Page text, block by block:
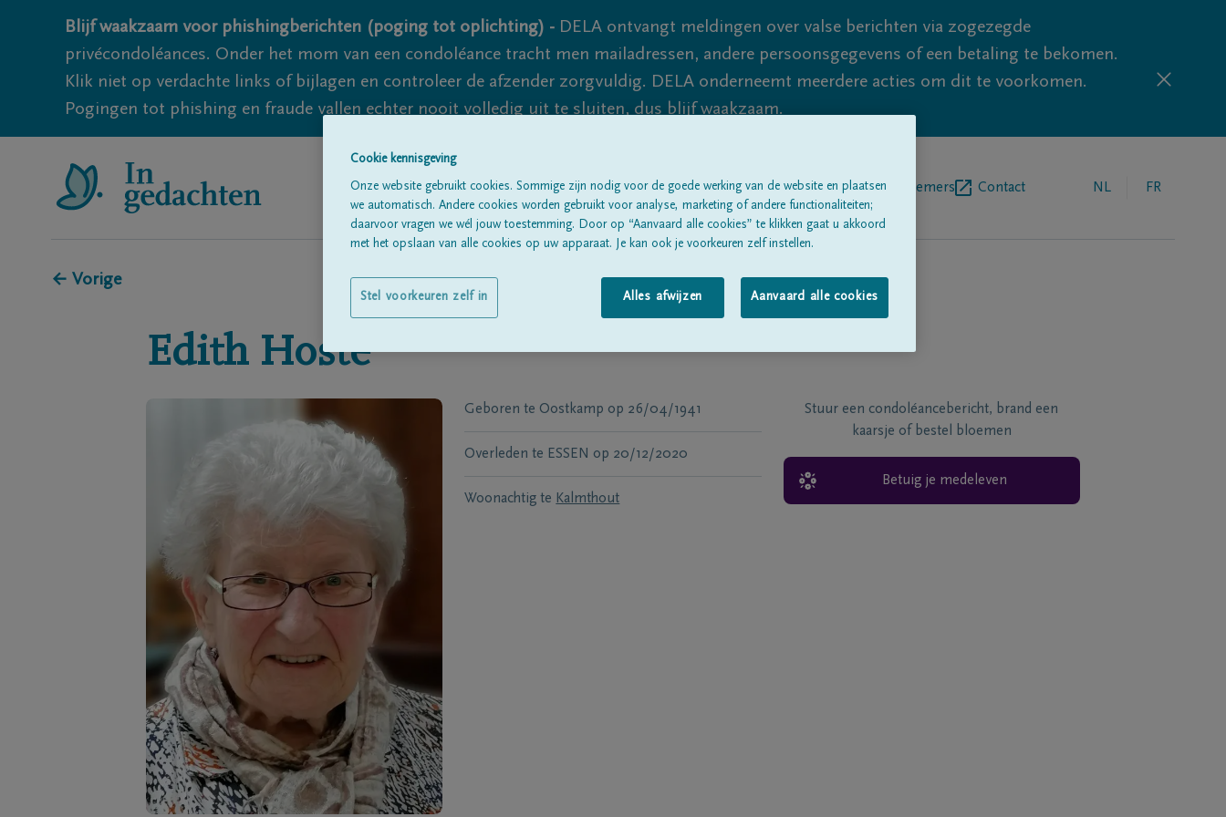
Blijf waakzaam voor phishingberichten (poging tot oplichting) - DELA ontvangt meldingen over valse berichten via zogezegde
privécondoléances. Onder het mom van een condoléance tracht men mailadressen, andere persoonsgegevens of een betaling te bekomen.
Klik niet op verdachte links of bijlagen en controleer de afzender zorgvuldig. DELA onderneemt meerdere acties om dit te voorkomen.
Pogingen tot phishing en fraude vallen echter nooit volledig uit te sluiten, dus blijf waakzaam.
Alle rouwberichtenOver onsBegrafenisondernemers Contact NL FR
← Vorige
Edith Hoste
Geboren te Oostkamp op 26/04/1941
Overleden te ESSEN op 20/12/2020
Woonachtig te Kalmthout
Stuur een condoléancebericht, brand een
kaarsje of bestel bloemen
Betuig je medeleven
Cookie kennisgeving
Onze website gebruikt cookies. Sommige zijn nodig voor de goede werking van de website en plaatsen
we automatisch. Andere cookies worden gebruikt voor analyse, marketing of andere functionaliteiten;
daarvoor vragen we wél jouw toestemming. Door op “Aanvaard alle cookies” te klikken gaat u akkoord
met het opslaan van alle cookies op uw apparaat. Je kan ook je voorkeuren zelf instellen.
Alles afwijzen Aanvaard alle cookies
Stel voorkeuren zelf in